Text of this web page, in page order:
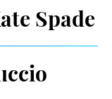
Spade